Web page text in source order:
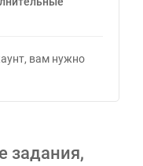
вам нужно
задания,